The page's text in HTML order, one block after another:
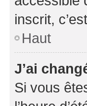
inscrit,
Haut
J’ai
Si vous